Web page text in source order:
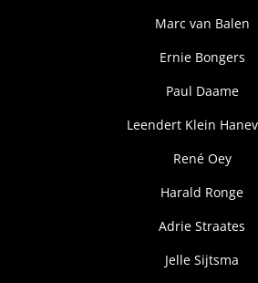
Marc van Balen
Ernie Bongers
Paul Daame
Leendert Klein
René Oey
Harald Ronge
Adrie Straates
Jelle Sijtsma